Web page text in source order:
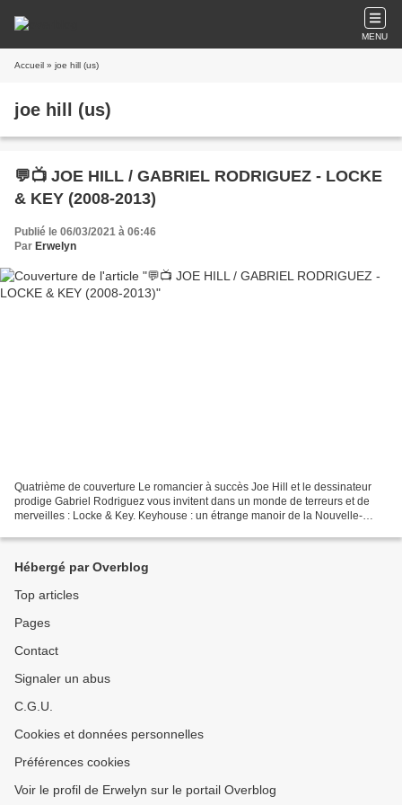
MENU
Accueil » joe hill (us)
joe hill (us)
💬📺 JOE HILL / GABRIEL RODRIGUEZ - LOCKE
& KEY (2008-2013)
Publié le 06/03/2021 à 06:46
Par Erwelyn
Quatrième de couverture Le romancier à succès Joe Hill et le dessinateur
prodige Gabriel Rodriguez vous invitent dans un monde de terreurs et de
merveilles : Locke & Key. Keyhouse : un étrange manoir de la Nouvelle-
Hébergé par Overblog
Top articles
Pages
Contact
Signaler un abus
C.G.U.
Cookies et données personnelles
Préférences cookies
Voir le profil de Erwelyn sur le portail Overblog